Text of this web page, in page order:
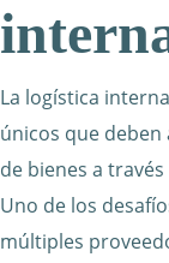
La logística
únicos que
de bienes a
Uno de los
múltiples